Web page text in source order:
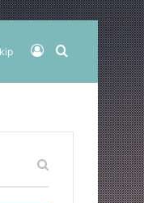
Kayıt OlArama yap